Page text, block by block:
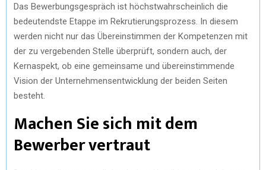
Das Bewerbungsgespräch ist höchstwahrscheinlich die
bedeutendste Etappe im Rekrutierungsprozess. In diesem
werden nicht nur das Übereinstimmen der Kompetenzen mit
der zu vergebenden Stelle überprüft, sondern auch, der
Kernaspekt, ob eine gemeinsame und übereinstimmende
Vision der Unternehmensentwicklung der beiden Seiten
besteht.
Machen Sie sich mit dem
Bewerber vertraut